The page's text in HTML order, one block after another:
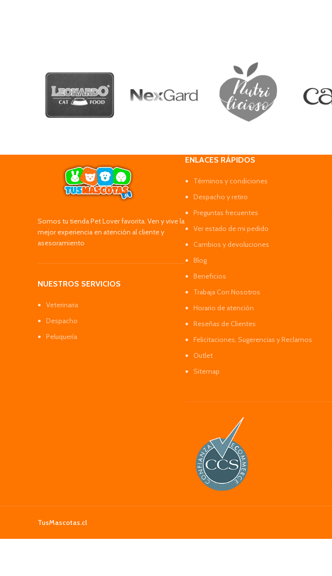
Somos tu tienda Pet Lover favorita. Ven y vive la
mejor experiencia en atención al cliente y
asesoramiento
NUESTROS SERVICIOS
Veterinaria
Despacho
Peluquería
ENLACES RÁPIDOS
Términos y condiciones
Despacho y retiro
Preguntas frecuentes
Ver estado de mi pedido
Cambios y devoluciones
Blog
Beneficios
Trabaja Con Nosotros
Horario de atención
Reseñas de Clientes
Felicitaciones, Sugerencias y Reclamos
Outlet
Sitemap
TusMascotas.cl